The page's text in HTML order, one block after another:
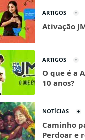
ARTIGOS
Ativação
ARTIGOS
O que é a
10 anos?
NOTÍCIAS
Caminho
Perdoar e